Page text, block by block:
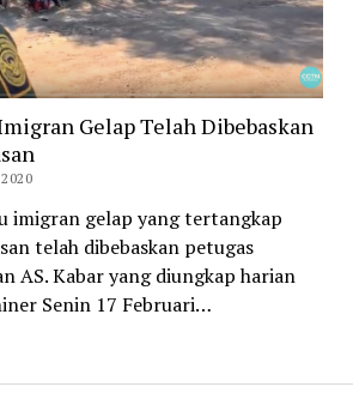
Gelap Telah Dibebaskan
imigran gelap yang tertangkap
telah dibebaskan petugas
AS. Kabar yang diungkap harian
Senin 17 Februari…